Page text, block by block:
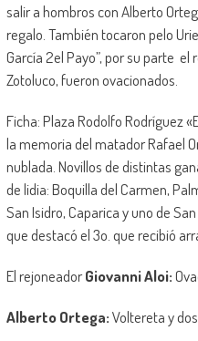
salir a hombros con Alberto
regalo. También tocaron pelo
García 2el Payo”, por su parte el
Zotoluco, fueron ovacionados.
Ficha: Plaza Rodolfo Rodríguez
la memoria del matador Rafael
nublada. Novillos de distintas
de lidia: Boquilla del Carmen,
San Isidro, Caparica y uno de
que destacó el 3o. que recibió
El rejoneadorGiovanni Aloi:
Alberto Ortega:Voltereta y